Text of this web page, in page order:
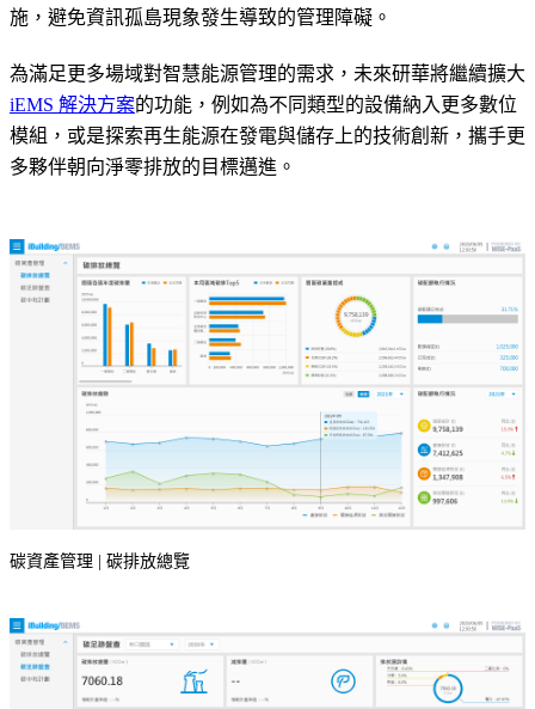
施，避免資訊孤島現象發生導致的管理障礙。
為滿足更多場域對智慧能源管理的需求，未來研華將繼續擴大
iEMS 解決方案的功能，例如為不同類型的設備納入更多數位
模組，或是探索再生能源在發電與儲存上的技術創新，攜手更
多夥伴朝向淨零排放的目標邁進。
碳資產管理 | 碳排放總覽